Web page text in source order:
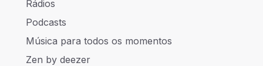
Rádios
Podcasts
Música para todos os momentos
Zen by deezer